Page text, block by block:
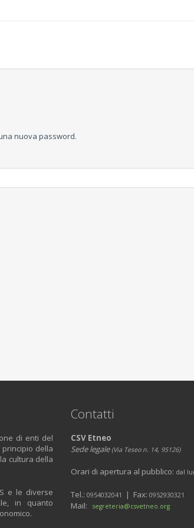
nuova password.
di enti del
della
cultura della
e le diverse
in quanto
Contatti
CSV Etneo
Sede legale (Via Teseo n. 14, 95126)
Orari di apertura al pubblico: dal
Tel.: 0954032041 | Fax: 0952930321
Mail: segreteria@csvetneo.org